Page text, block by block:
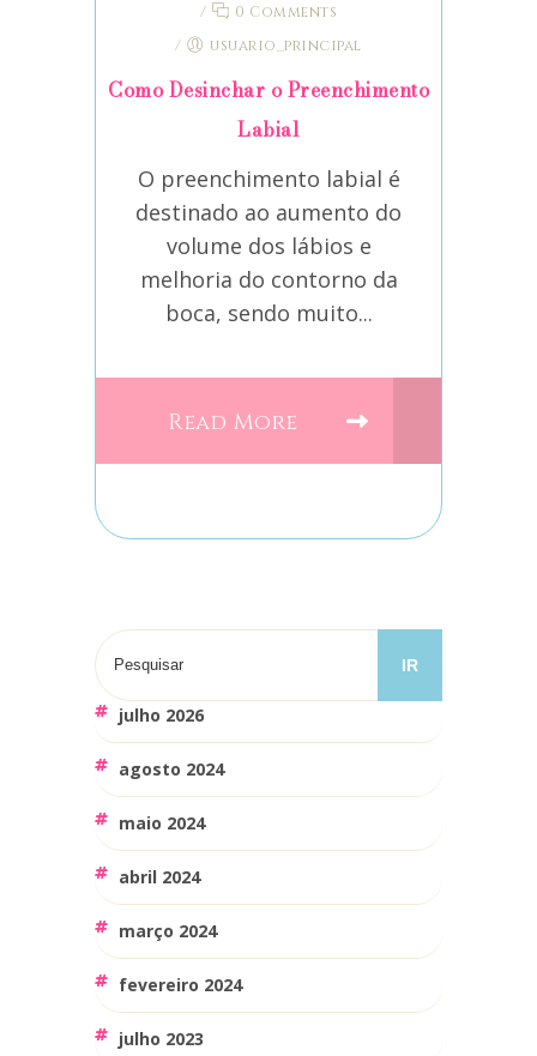
/
0 Comments
/
usuario_principal
Como Desinchar o Preenchimento
Labial
O preenchimento labial é
destinado ao aumento do
volume dos lábios e
melhoria do contorno da
boca, sendo muito...
Read More
julho 2026
agosto 2024
maio 2024
abril 2024
março 2024
fevereiro 2024
julho 2023